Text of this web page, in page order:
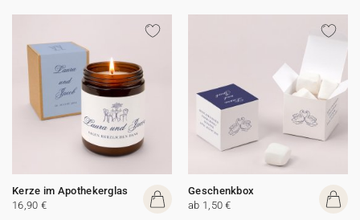
Kerze im Apothekerglas
16,90 €
Geschenkbox
ab 1,50 €